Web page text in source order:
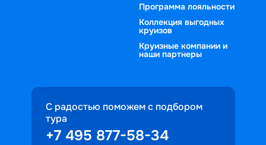
Программа лояльности
Коллекция выгодных
круизов
Круизные компании и
наши партнеры
С радостью поможем с подбором
тура
+7 495 877-58-34